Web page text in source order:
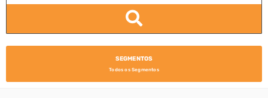
SEGMENTOS
Todos os Segmentos